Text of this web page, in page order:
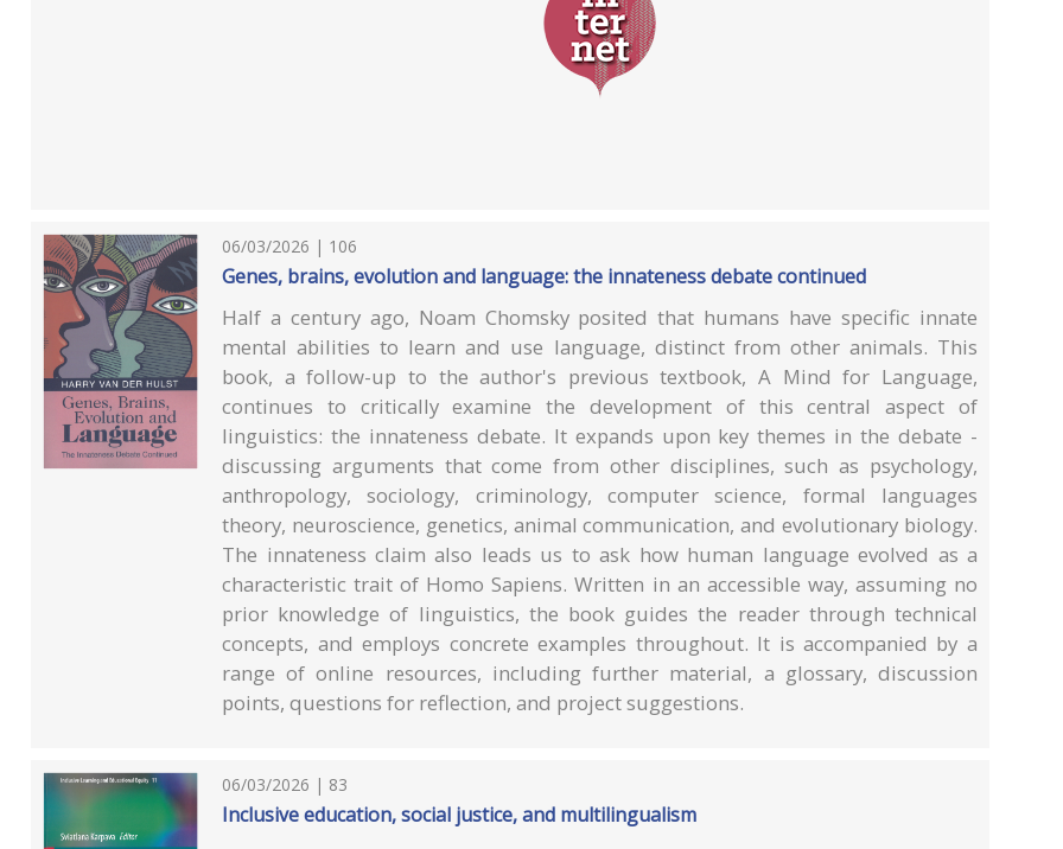
06/03/2026 | 106
Genes, brains, evolution and language: the innateness debate continued
Half a century ago, Noam Chomsky posited that humans have specific innate
mental abilities to learn and use language, distinct from other animals. This
book, a follow-up to the author's previous textbook, A Mind for Language,
continues to critically examine the development of this central aspect of
linguistics: the innateness debate. It expands upon key themes in the debate -
discussing arguments that come from other disciplines, such as psychology,
anthropology, sociology, criminology, computer science, formal languages
theory, neuroscience, genetics, animal communication, and evolutionary biology.
The innateness claim also leads us to ask how human language evolved as a
characteristic trait of Homo Sapiens. Written in an accessible way, assuming no
prior knowledge of linguistics, the book guides the reader through technical
concepts, and employs concrete examples throughout. It is accompanied by a
range of online resources, including further material, a glossary, discussion
points, questions for reflection, and project suggestions.
06/03/2026 | 83
Inclusive education, social justice, and multilingualism